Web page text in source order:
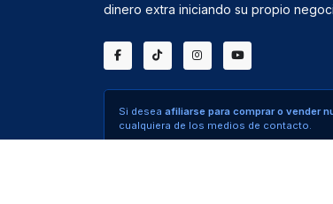
dinero extra iniciando su propio
Si desea afiliarse para comprar o vender
cualquiera de los medios de contacto.